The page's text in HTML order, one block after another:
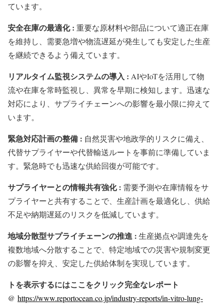
ています。
安全在庫の最適化 : 重要な原材料や部品について適正在庫
を維持し、需要急増や物流遅延が発生しても安定した生産
を継続できるよう備えています。
リアルタイム監視システムの導入 : AIやIoTを活用して物
流や在庫を常時監視し、異常を早期に検知します。迅速な
対応により、サプライチェーンへの影響を最小限に抑えて
います。
緊急対応計画の整備 : 自然災害や地政学的リスクに備え、
代替サプライヤーや代替輸送ルートを事前に準備していま
す。緊急時でも迅速な供給回復が可能です。
サプライヤーとの情報共有強化 : 需要予測や在庫情報をサ
プライヤーと共有することで、生産計画を最適化し、供給
不足や納期遅延のリスクを低減しています。
地域分散型サプライチェーンの推進 : 生産拠点や調達先を
複数地域へ分散することで、特定地域での災害や規制変更
の影響を抑え、安定した供給体制を実現しています。
トを表示するにはここをクリック完全なレポート
@ https://www.reportocean.co.jp/industry-reports/in-vitro-lung-